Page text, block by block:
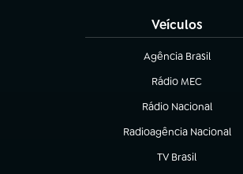
Veículos
Agência Brasil
(abre em nova aba)
Rádio MEC
Rádio Nacional
(abre em nova aba)
Radioagência Nacional
(abre em nova aba)
TV Brasil
(abre em nova aba)